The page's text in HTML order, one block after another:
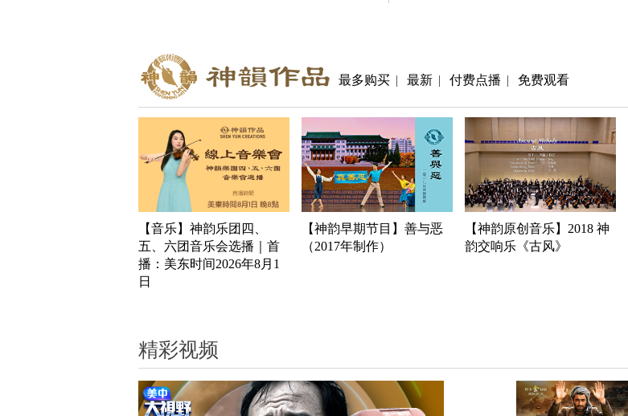
最多购买 | 最新 | 付费点播 | 免费观看
【音乐】神韵乐团四、
五、六团音乐会选播｜首
播：美东时间2026年8月1
日
【神韵早期节目】善与恶
（2017年制作）
【神韵原创音乐】2018 神
韵交响乐《古风》
精彩视频